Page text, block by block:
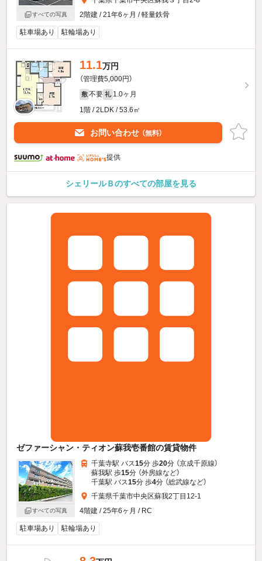
すべての写真
2階建 / 21年6ヶ月 / 軽量鉄骨
駐車場あり 駐輪場あり
11.1万円
（管理費5,000円）
敷 不要 礼 1.0ヶ月
1階 / 2LDK / 53.6㎡
お問い合わせ （無料）
提供
シェリールＢのすべての部屋を見る
ゼファーシャン・ティオン蘇我壱番館の賃貸物件
すべての写真
千葉寺駅 バス15分 歩20分 （京成千原線）
蘇我駅 歩15分 （外房線など）
千葉駅 バス15分 歩4分 （総武線など）
千葉県千葉市中央区蘇我2丁目12-1
4階建 / 25年6ヶ月 / RC
駐車場あり 駐輪場あり